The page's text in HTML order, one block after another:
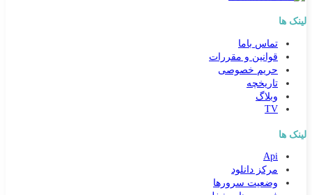
لینک ها
تماس باما
قوانین و مقررات
حریم خصوصی
تاریخچه
وبلاگ
TV
لینک ها
Api
مرکز دانلود
وضعیت سرورها